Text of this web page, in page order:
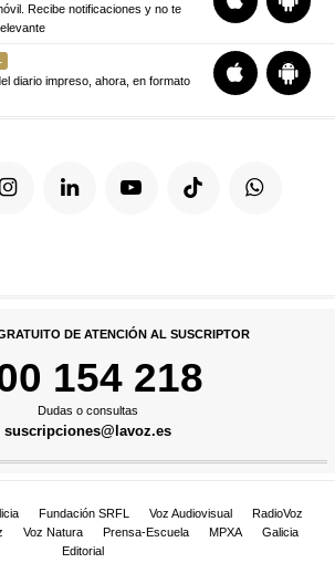
Recibe notificaciones y no te
diario impreso, ahora, en formato
DE ATENCIÓN AL SUSCRIPTOR
154 218
Dudas o consultas
suscripciones@lavoz.es
Fundación SRFL Voz Audiovisual
RadioVoz
Voz Natura Prensa-Escuela MPXA
Galicia
Editorial